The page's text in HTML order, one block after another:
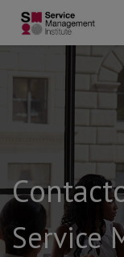
Service